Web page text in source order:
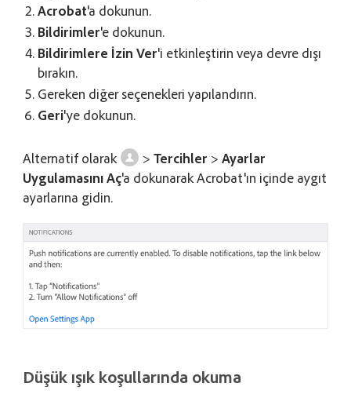
Acrobat'a dokunun.
Bildirimler'e dokunun.
Bildirimlere İzin Ver'i etkinleştirin veya devre dışı
bırakın.
Gereken diğer seçenekleri yapılandırın.
Geri'ye dokunun.
Alternatif olarak >Tercihler >Ayarlar
Uygulamasını Aç'a dokunarak Acrobat'ın içinde aygıt
ayarlarına gidin.
Düşük ışık koşullarında okuma